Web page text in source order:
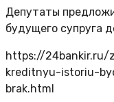
Депутаты
будущего супруга
https://
kreditnyu-istoriu-
brak.html